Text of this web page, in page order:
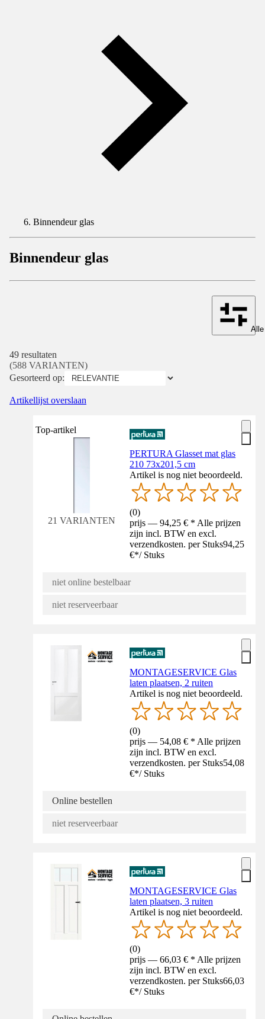
Binnendeur glas
Binnendeur glas
49 resultaten
(588 VARIANTEN)
Gesorteerd op:
Artikellijst overslaan
Top-artikel
21 VARIANTEN
PERTURA Glasset mat glas
210 73x201,5 cm
Artikel is nog niet beoordeeld.
(0)
prijs — 94,25 € * Alle prijzen
zijn incl. BTW en excl.
verzendkosten. per Stuks94,25
€*/ Stuks
niet online bestelbaar
niet reserveerbaar
MONTAGESERVICE Glas
laten plaatsen, 2 ruiten
Artikel is nog niet beoordeeld.
(0)
prijs — 54,08 € * Alle prijzen
zijn incl. BTW en excl.
verzendkosten. per Stuks54,08
€*/ Stuks
Online bestellen
niet reserveerbaar
MONTAGESERVICE Glas
laten plaatsen, 3 ruiten
Artikel is nog niet beoordeeld.
(0)
prijs — 66,03 € * Alle prijzen
zijn incl. BTW en excl.
verzendkosten. per Stuks66,03
€*/ Stuks